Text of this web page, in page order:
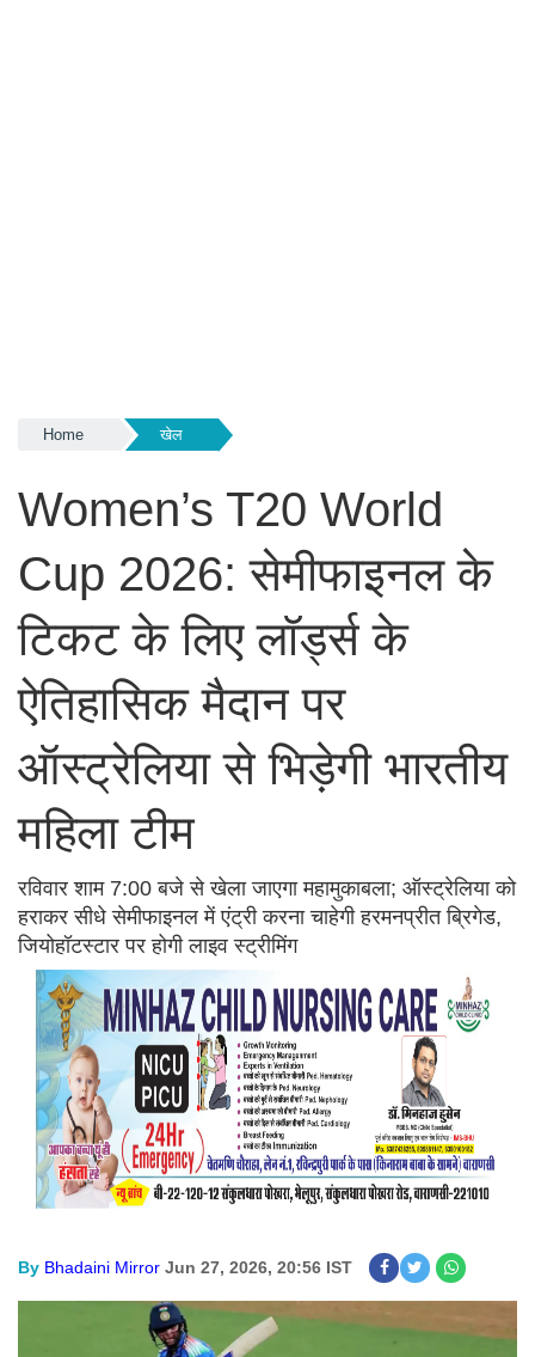
Home खेल
Women’s T20 World
Cup 2026: सेमीफाइनल के
टिकट के लिए लॉर्ड्स के
ऐतिहासिक मैदान पर
ऑस्ट्रेलिया से भिड़ेगी भारतीय
महिला टीम
रविवार शाम 7:00 बजे से खेला जाएगा महामुकाबला; ऑस्ट्रेलिया को
हराकर सीधे सेमीफाइनल में एंट्री करना चाहेगी हरमनप्रीत ब्रिगेड,
जियोहॉटस्टार पर होगी लाइव स्ट्रीमिंग
By Bhadaini Mirror Jun 27, 2026, 20:56 IST